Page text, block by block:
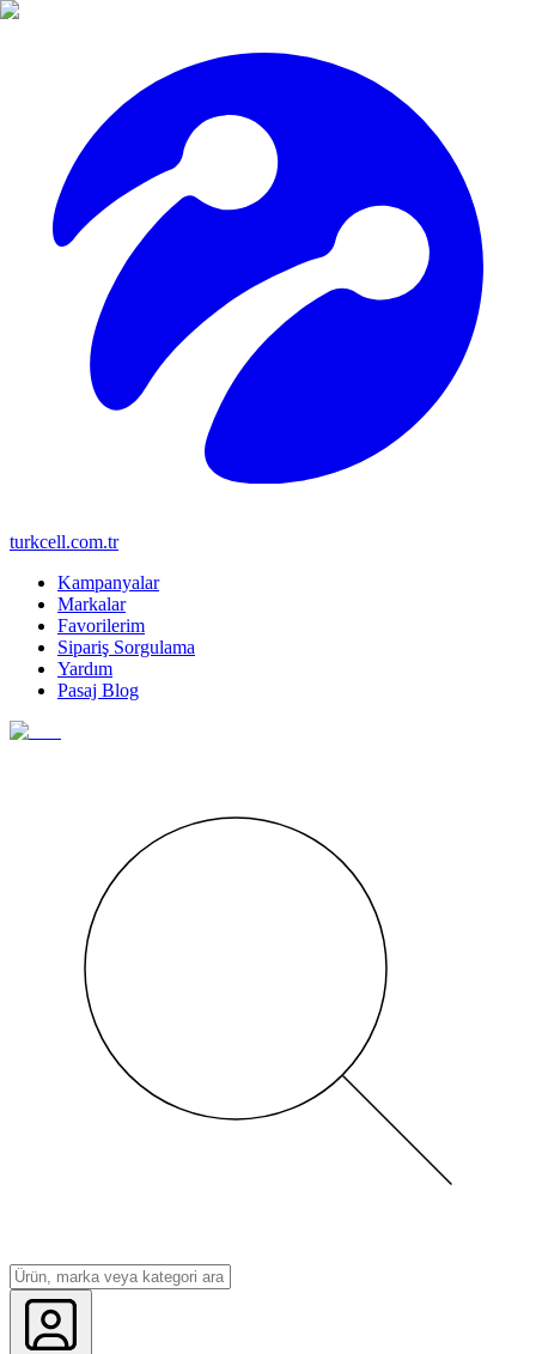
turkcell.com.tr
Kampanyalar
Markalar
Favorilerim
Sipariş Sorgulama
Yardım
Pasaj Blog